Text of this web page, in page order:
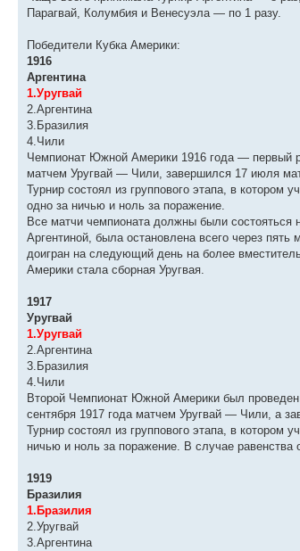
Парагвай, Колумбия и Венесуэла — по 1 разу.
Победители Кубка Америки:
1916
Аргентина
1.Уругвай
2.Аргентина
3.Бразилия
4.Чили
Чемпионат Южной Америки 1916 года — первый
матчем Уругвай — Чили, завершился 17 июля
Турнир состоял из группового этапа, в котором
одно за ничью и ноль за поражение.
Все матчи чемпионата должны были
Аргентиной, была остановлена всего через
доигран на следующий день на более
Америки стала сборная Уругвая.
1917
Уругвай
1.Уругвай
2.Аргентина
3.Бразилия
4.Чили
Второй Чемпионат Южной Америки был
сентября 1917 года матчем Уругвай — Чили, а
Турнир состоял из группового этапа, в котором
ничью и ноль за поражение. В случае
1919
Бразилия
1.Бразилия
2.Уругвай
3.Аргентина